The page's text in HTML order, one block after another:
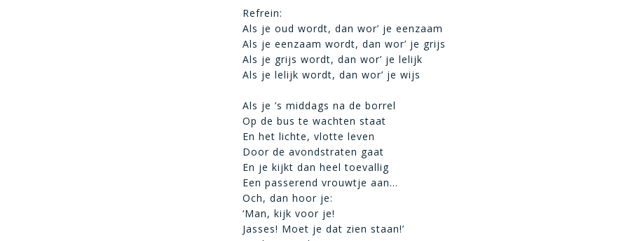
Refrein:
Als je oud wordt, dan wor’ je eenzaam
Als je eenzaam wordt, dan wor’ je grijs
Als je grijs wordt, dan wor’ je lelijk
Als je lelijk wordt, dan wor’ je wijs
Als je ’s middags na de borrel
Op de bus te wachten staat
En het lichte, vlotte leven
Door de avondstraten gaat
En je kijkt dan heel toevallig
Een passerend vrouwtje aan…
Och, dan hoor je:
‘Man, kijk voor je!
Jasses! Moet je dat zien staan!’